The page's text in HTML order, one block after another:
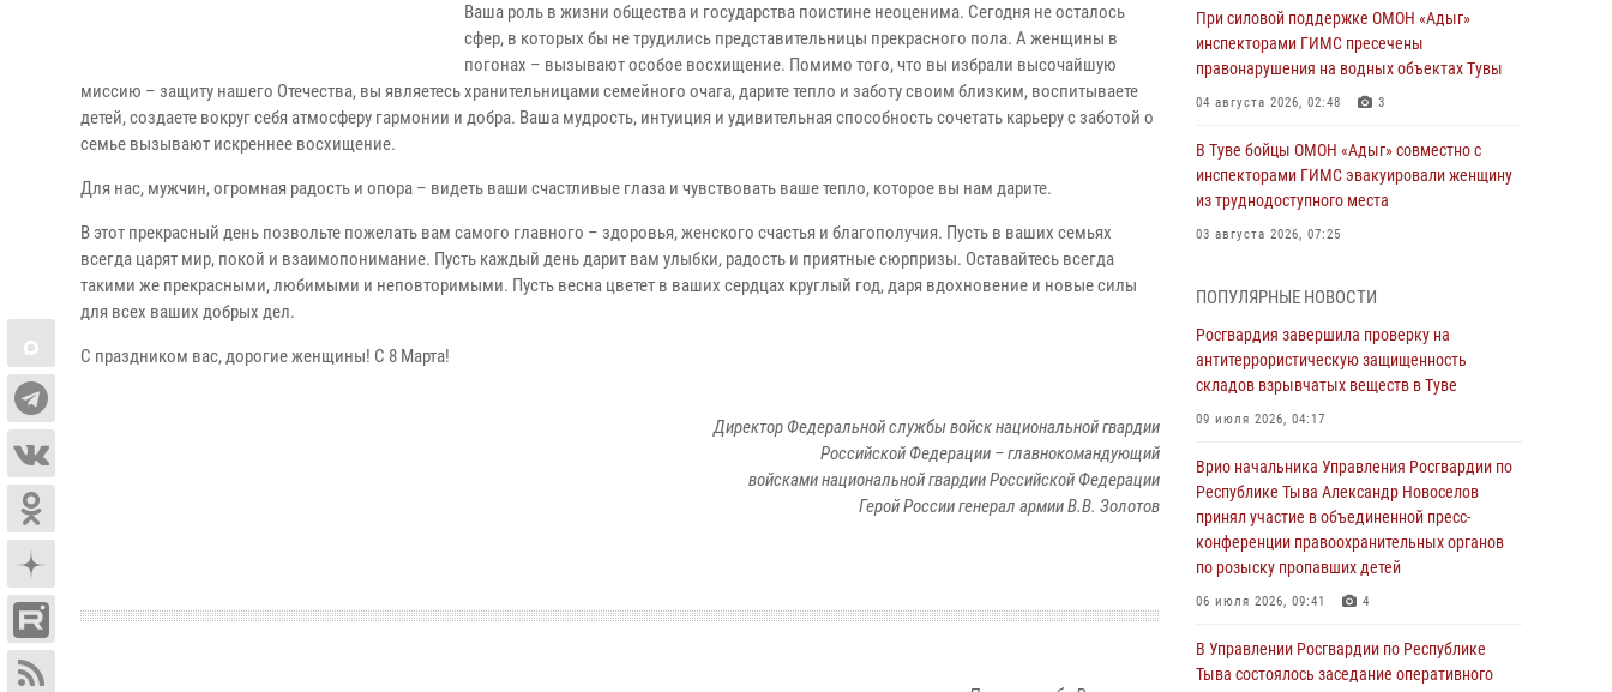
Ваша роль в жизни общества и государства поистине неоценима. Сегодня не осталось
сфер, в которых бы не трудились представительницы прекрасного пола. А женщины в
погонах – вызывают особое восхищение. Помимо того, что вы избрали высочайшую
миссию – защиту нашего Отечества, вы являетесь хранительницами семейного очага, дарите тепло и заботу своим близким, воспитываете
детей, создаете вокруг себя атмосферу гармонии и добра. Ваша мудрость, интуиция и удивительная способность сочетать карьеру с заботой о
семье вызывают искреннее восхищение.
Для нас, мужчин, огромная радость и опора – видеть ваши счастливые глаза и чувствовать ваше тепло, которое вы нам дарите.
В этот прекрасный день позвольте пожелать вам самого главного – здоровья, женского счастья и благополучия. Пусть в ваших семьях
всегда царят мир, покой и взаимопонимание. Пусть каждый день дарит вам улыбки, радость и приятные сюрпризы. Оставайтесь всегда
такими же прекрасными, любимыми и неповторимыми. Пусть весна цветет в ваших сердцах круглый год, даря вдохновение и новые силы
для всех ваших добрых дел.
С праздником вас, дорогие женщины! С 8 Марта!
Директор Федеральной службы войск национальной гвардии
Российской Федерации – главнокомандующий
войсками национальной гвардии Российской Федерации
Герой России генерал армии В.В. Золотов
При силовой поддержке ОМОН «Адыг»
инспекторами ГИМС пресечены
правонарушения на водных объектах Тувы
04 августа 2026, 02:48 3
В Туве бойцы ОМОН «Адыг» совместно с
инспекторами ГИМС эвакуировали женщину
из труднодоступного места
03 августа 2026, 07:25
детей в детских лагерях Тувы
31 июля 2026, 03:49 2
Сотрудники вневедомственной охраны
приняли участие в акции «Каникулы с
29 июля 2026, 09:41
26 сигналов «Тревога» с автотранспортов
отработали экипажи задержаний Росгвардии
в Туве с начала года
29 июля 2026, 08:37 1
В Туве офицер Росгвардии подвела итоги
юбилейного личного забега
ПОПУЛЯРНЫЕ НОВОСТИ
Росгвардия завершила проверку на
антитеррористическую защищенность
складов взрывчатых веществ в Туве
09 июля 2026, 04:17
Врио начальника Управления Росгвардии по
Республике Тыва Александр Новоселов
принял участие в объединенной пресс-
конференции правоохранительных органов
по розыску пропавших детей
06 июля 2026, 09:41 4
В Управлении Росгвардии по Республике
Тыва состоялось заседание оперативного